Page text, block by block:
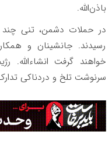
باذن‌الله.
در حملات دشمن، تنی چند
رسیدند. جانشینان و
خواهند گرفت انشاء‌الله.
سرنوشت تلخ و دردناکی